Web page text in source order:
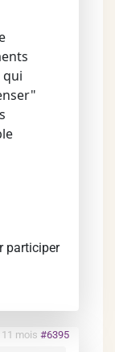
qui
participer
mois #6395